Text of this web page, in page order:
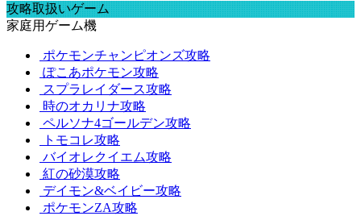
攻略取扱いゲーム
家庭用ゲーム機
ポケモンチャンピオンズ攻略
ぽこあポケモン攻略
スプラレイダース攻略
時のオカリナ攻略
ペルソナ4ゴールデン攻略
トモコレ攻略
バイオレクイエム攻略
紅の砂漠攻略
デイモン&ベイビー攻略
ポケモンZA攻略